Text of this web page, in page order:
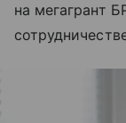
на мегагрант